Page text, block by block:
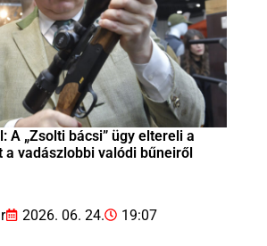
A „Zsolti bácsi” ügy eltereli a
a vadászlobbi valódi bűneiről
2026. 06. 24. 19:07